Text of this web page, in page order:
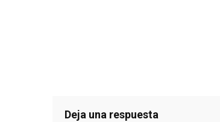
Deja una respuesta